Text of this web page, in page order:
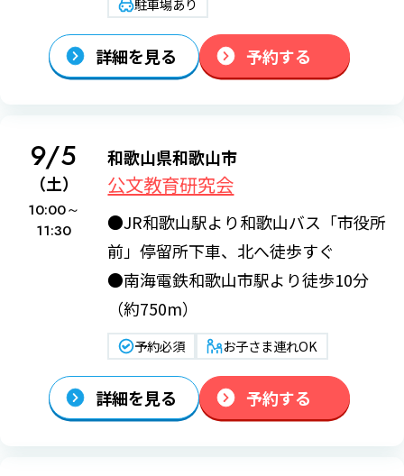
駐車場あり
詳細を見る 予約する
9/5
（土）
10:00～
11:30
和歌山県和歌山市
公文教育研究会
●JR和歌山駅より和歌山バス「市役所
前」停留所下車、北へ徒歩すぐ
●南海電鉄和歌山市駅より徒歩10分
（約750m）
予約必須 お子さま連れOK
詳細を見る 予約する